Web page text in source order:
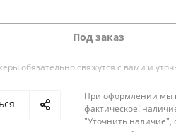
Под заказ
обязательно свяжутся с вами и
При оформлении мы
фактическое!
"Уточнить наличие",